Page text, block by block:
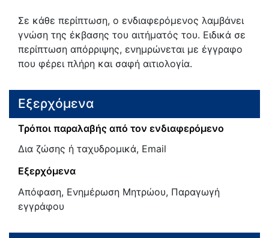
Σε κάθε περίπτωση, ο ενδιαφερόμενος λαμβάνει
γνώση της έκβασης του αιτήματός του. Ειδικά σε
περίπτωση απόρριψης, ενημρώνεται με έγγραφο
που φέρει πλήρη και σαφή αιτιολογία.
Εξερχόμενα
Τρόποι παραλαβής από τον ενδιαφερόμενο
Δια ζώσης ή ταχυδρομικά, Email
Εξερχόμενα
Απόφαση, Ενημέρωση Μητρώου, Παραγωγή
εγγράφου